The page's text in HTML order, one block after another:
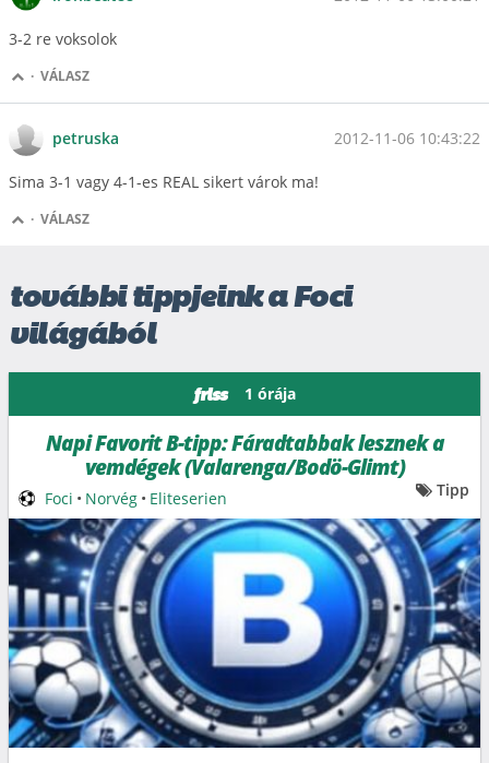
3-2 re voksolok
· VÁLASZ
petruska 2012-11-06 10:43:22
Sima 3-1 vagy 4-1-es REAL sikert várok ma!
· VÁLASZ
további tippjeink a Foci
világából
friss 1 órája
Napi Favorit B-tipp: Fáradtabbak lesznek a
vemdégek (Valarenga/Bodö-Glimt)
Foci • Norvég • Eliteserien Tipp